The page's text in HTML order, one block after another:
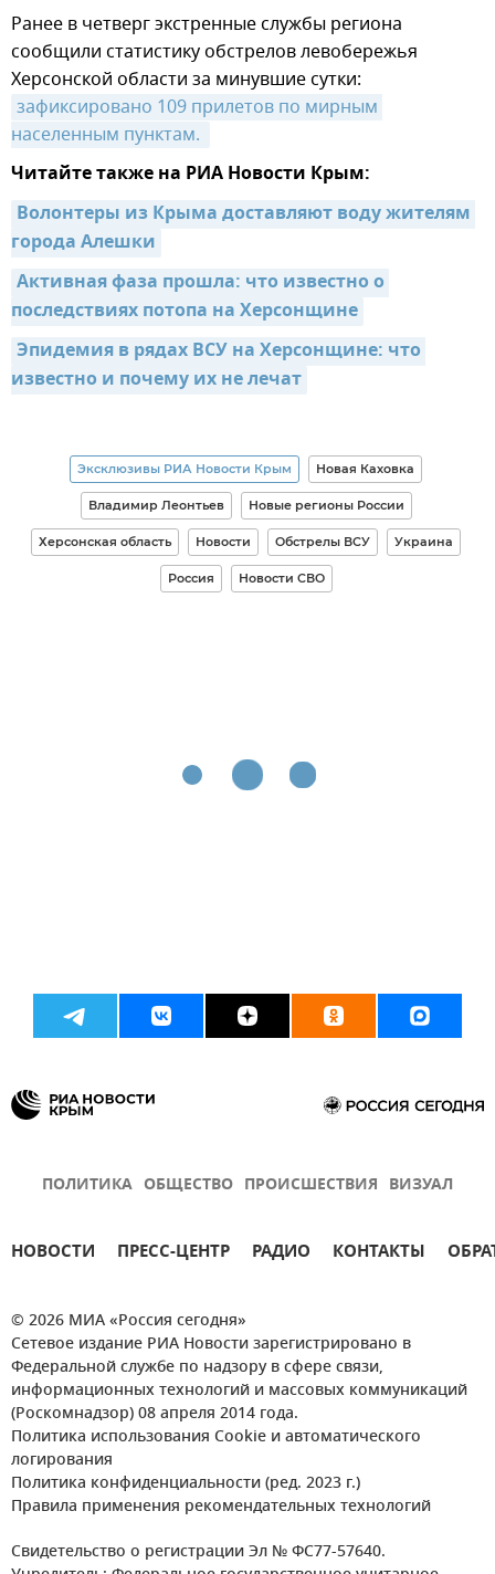
Ранее в четверг экстренные службы региона
сообщили статистику обстрелов левобережья
Херсонской области за минувшие сутки:
зафиксировано 109 прилетов по мирным
населенным пунктам.
Читайте также на РИА Новости Крым:
Волонтеры из Крыма доставляют воду жителям
города Алешки
Активная фаза прошла: что известно о
последствиях потопа на Херсонщине
Эпидемия в рядах ВСУ на Херсонщине: что
известно и почему их не лечат
Эксклюзивы РИА Новости Крым Новая Каховка
Владимир Леонтьев Новые регионы России
Херсонская область Новости Обстрелы ВСУ Украина
Россия Новости СВО
ПОЛИТИКА ОБЩЕСТВО ПРОИСШЕСТВИЯ ВИЗУАЛ
НОВОСТИ ПРЕСС-ЦЕНТР РАДИО КОНТАКТЫ
© 2026 МИА «Россия сегодня»
Сетевое издание РИА Новости зарегистрировано в
Федеральной службе по надзору в сфере связи,
информационных технологий и массовых коммуникаций
(Роскомнадзор) 08 апреля 2014 года.
Политика использования Cookie и автоматического
логирования
Политика конфиденциальности (ред. 2023 г.)
Правила применения рекомендательных технологий
Свидетельство о регистрации Эл № ФС77-57640.